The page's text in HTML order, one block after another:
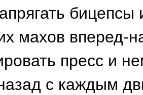
махов вперед-
пресс и
с каждым